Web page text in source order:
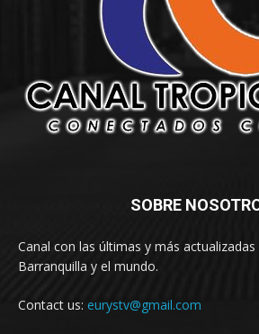
SOBRE
Canal con las últimas y más
Barranquilla y el mundo.
Contact us: eurystv@gmail.com